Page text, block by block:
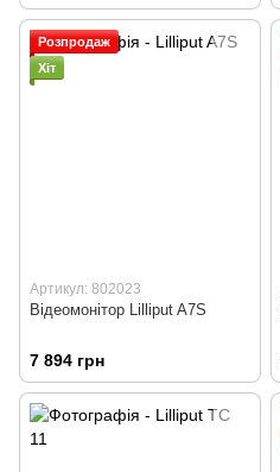
Розпродаж
Хіт
Артикул: 802023
Відеомонітор Lilliput A7S
7 894 грн